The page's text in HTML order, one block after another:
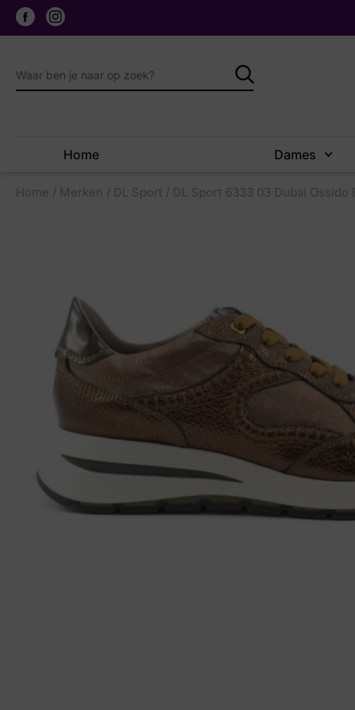
Home Dames
Home / Merken / DL Sport / DL Sport 6333 03 Dubai Ossido